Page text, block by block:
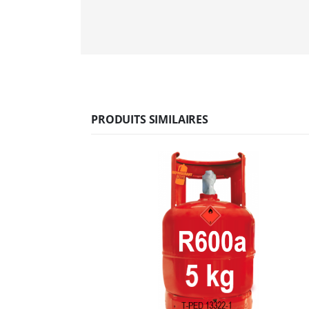
PRODUITS SIMILAIRES